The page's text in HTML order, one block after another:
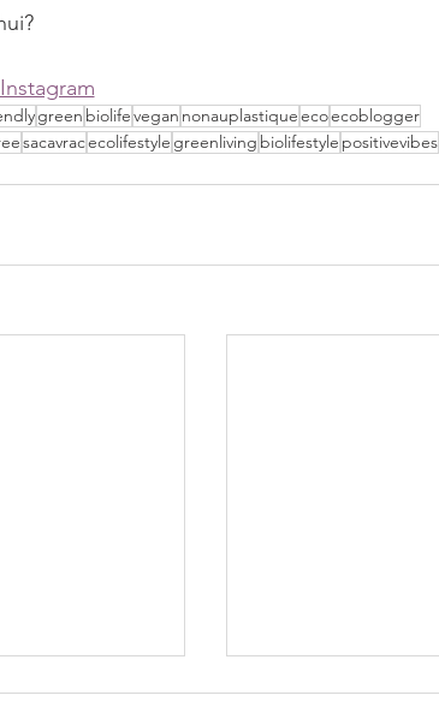
green biolifevegan nonauplastiqueecoecoblogger
sacavracecolifestyle greenliving biolifestyle positivevibes